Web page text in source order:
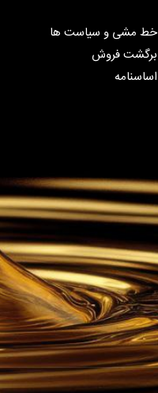
خط مشی و سیاست ها
برگشت فروش
اساسنامه